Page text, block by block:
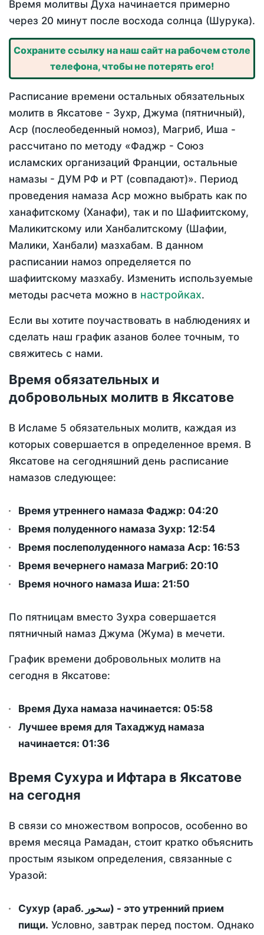
Время молитвы Духа начинается примерно
через 20 минут после восхода солнца (Шурука).
Сохраните ссылку на наш сайт на рабочем столе
телефона, чтобы не потерять его!
Расписание времени остальных обязательных
молитв в Яксатове - Зухр, Джума (пятничный),
Аср (послеобеденный номоз), Магриб, Иша -
рассчитано по методу «Фаджр - Союз
исламских организаций Франции, остальные
намазы - ДУМ РФ и РТ (совпадают)». Период
проведения намаза Аср можно выбрать как по
ханафитскому (Ханафи), так и по Шафиитскому,
Маликитскому или Ханбалитскому (Шафии,
Малики, Ханбали) мазхабам. В данном
расписании намоз определяется по
шафиитскому мазхабу. Изменить используемые
методы расчета можно в настройках.
Если вы хотите поучаствовать в наблюдениях и
сделать наш график азанов более точным, то
свяжитесь с нами.
Время обязательных и
добровольных молитв в Яксатове
В Исламе 5 обязательных молитв, каждая из
которых совершается в определенное время. В
Яксатове на сегодняшний день расписание
намазов следующее:
Время утреннего намаза Фаджр: 04:20
Время полуденного намаза Зухр: 12:54
Время послеполуденного намаза Аср: 16:53
Время вечернего намаза Магриб: 20:10
Время ночного намаза Иша: 21:50
По пятницам вместо Зухра совершается
пятничный намаз Джума (Жума) в мечети.
График времени добровольных молитв на
сегодня в Яксатове:
Время Духа намаза начинается: 05:58
Лучшее время для Тахаджуд намаза
начинается: 01:36
Время Сухура и Ифтара в Яксатове
на сегодня
В связи со множеством вопросов, особенно во
время месяца Рамадан, стоит кратко объяснить
простым языком определения, связанные с
Уразой:
Сухур (араб. سحور) - это утренний прием
пищи. Условно, завтрак перед постом. Однако